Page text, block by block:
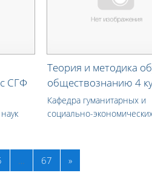
СГФ
Теория и методика
обществознанию 4
Кафедра гуманитарных и
социально-
… 67 »Далее